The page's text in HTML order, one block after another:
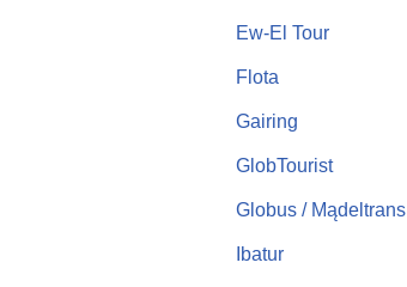
Ew-El Tour
Flota
Gairing
GlobTourist
Globus / Mądeltrans
Ibatur